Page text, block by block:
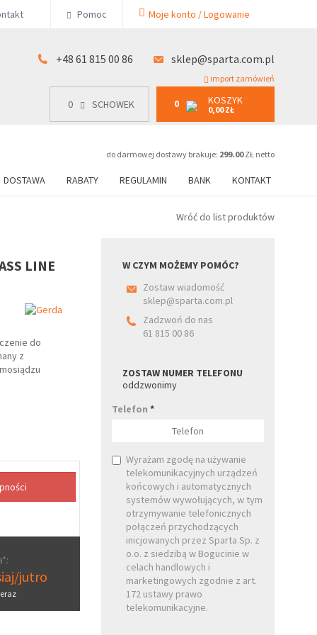
Pomoc Moje konto / Logowanie
+48 61 815 00 86 sklep@sparta.com.pl
import zamówień
0 SCHOWEK 0 KOSZYK
0,00 ZŁ
do darmowej dostawy brakuje: 299.00ZŁ netto
DOSTAWA RABATY REGULAMIN BANK KONTAKT
0 SCHOWEK 0 KOSZYK
0,00 ZŁ
00 86
Wróć do list produktów
LINE
do
z
jutro
W CZYM MOŻEMY POMÓC?
Zostaw wiadomość
sklep@sparta.com.pl
Zadzwoń do nas
61 815 00 86
ZOSTAW NUMER TELEFONU
oddzwonimy
Telefon*
Wyrażam zgodę na używanie
telekomunikacyjnych urządzeń
końcowych i automatycznych
systemów wywołujących, w tym
otrzymywanie telefonicznych
połączeń przychodzących
inicjowanych przez Sparta Sp. z
o.o. z siedzibą w Bogucinie w
celach handlowych i
marketingowych zgodnie z art.
172 ustawy prawo
telekomunikacyjne.